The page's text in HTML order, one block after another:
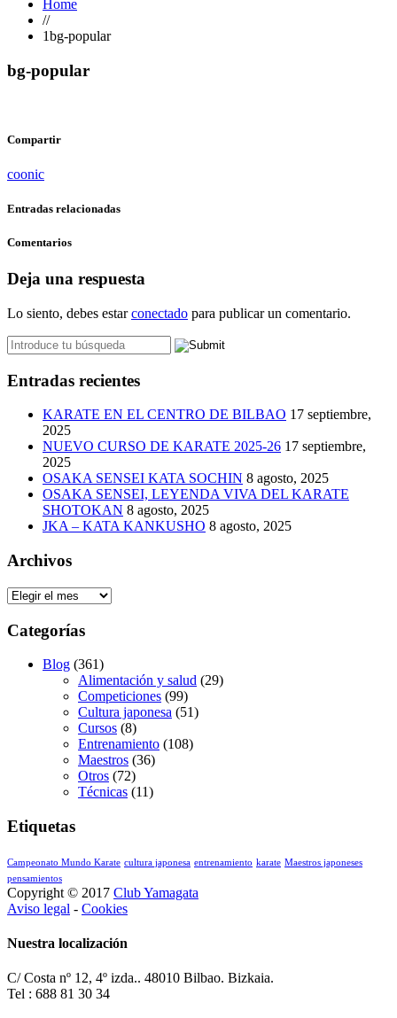
Home
//
1bg-popular
bg-popular
Compartir
coonic
Entradas relacionadas
Comentarios
Deja una respuesta
Lo siento, debes estarconectado para publicar un comentario.
Entradas recientes
KARATE EN EL CENTRO DE BILBAO 17 septiembre,
2025
NUEVO CURSO DE KARATE 2025-26 17 septiembre,
2025
OSAKA SENSEI KATA SOCHIN 8 agosto, 2025
OSAKA SENSEI, LEYENDA VIVA DEL KARATE
SHOTOKAN 8 agosto, 2025
JKA – KATA KANKUSHO 8 agosto, 2025
Archivos
Archivos
Categorías
Blog (361)
Alimentación y salud (29)
Competiciones (99)
Cultura japonesa (51)
Cursos (8)
Entrenamiento (108)
Maestros (36)
Otros (72)
Técnicas (11)
Etiquetas
Campeonato Mundo Karate cultura japonesa entrenamiento karate Maestros japoneses
pensamientos
Copyright © 2017 Club Yamagata
Aviso legal - Cookies
Nuestra localización
C/ Costa nº 12, 4º izda.. 48010 Bilbao. Bizkaia.
Tel : 688 81 30 34